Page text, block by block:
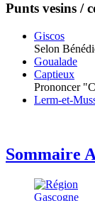
Punts vesins /
Giscos
Selon
Goualade
Captieux
Prononcer
Lerm-et-
Sommaire